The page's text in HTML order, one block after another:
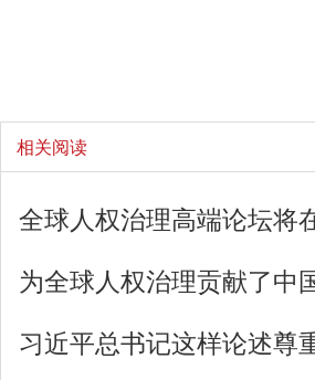
相关阅读
全球人权治理高端论坛将
为全球人权治理贡献了中
习近平总书记这样论述尊